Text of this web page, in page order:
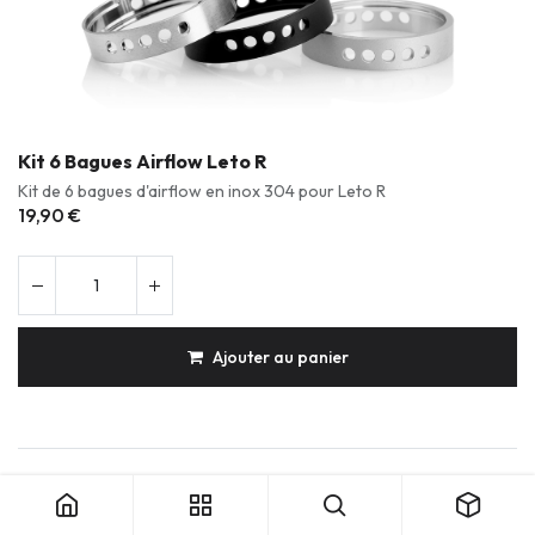
Kit 6 Bagues Airflow Leto R
Kit de 6 bagues d'airflow en inox 304 pour Leto R
19,90 €
Ajouter au panier
Produits durables & réparables
Conception française